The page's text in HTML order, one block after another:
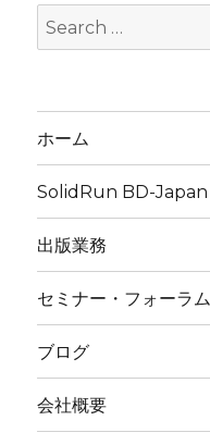
Search
for:
ホーム
SolidRun BD-Japan
出版業務
セミナー・フォーラム
ブログ
会社概要